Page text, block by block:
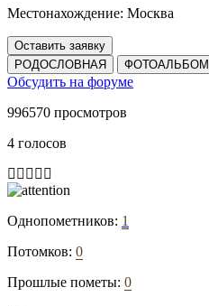
Местонахождение: Москва
Оставить заявку
РОДОСЛОВНАЯ
ФОТОАЛЬБОМ
Обсудить на форуме
996570 просмотров
4 голосов
Однопометников: 1
Потомков: 0
Прошлые пометы: 0